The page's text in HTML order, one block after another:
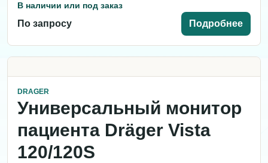
В наличии или под заказ
По запросу Подробнее
DRAGER
Универсальный монитор
пациента Dräger Vista
120/120S